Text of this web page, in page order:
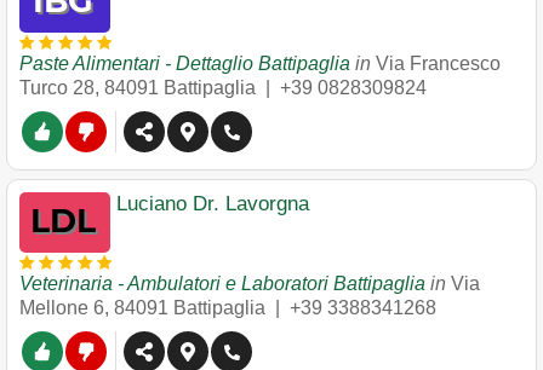
Paste Alimentari - Dettaglio Battipaglia in Via Francesco
Turco 28, 84091 Battipaglia +39 0828309824
Luciano Dr. Lavorgna
Veterinaria - Ambulatori e Laboratori Battipaglia in Via
Mellone 6, 84091 Battipaglia +39 3388341268